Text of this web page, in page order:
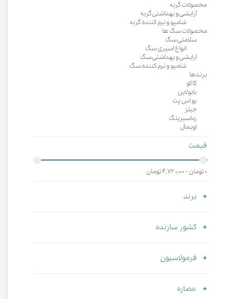
محصولات گربه
آرایشی و بهداشتی گربه
شامپو و نرم کننده گربه
محصولات سگ ها
سلامتی سگ
انواع اسپری سگ
آرایشی و بهداشتی سگ
شامپو و نرم کننده سگ
برندها
کاکو
بایولاین
یو اس پت
جیلز
رداسپرینگ
اویمال
قیمت
۰ تومان - ۴,۷۲۰,۰۰۰ تومان
برند
کشور سازنده
فرمولاسیون
عصاره